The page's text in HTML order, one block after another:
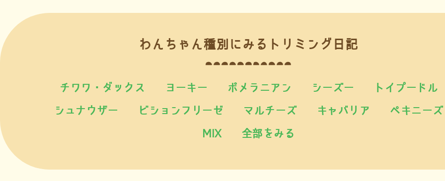
わんちゃん種別にみるトリミング日記
チワワ・ダックス ヨーキー ポメラニアン シーズー トイプードル
シュナウザー ビションフリーゼ マルチーズ キャバリア ペキニーズ
MIX 全部をみる